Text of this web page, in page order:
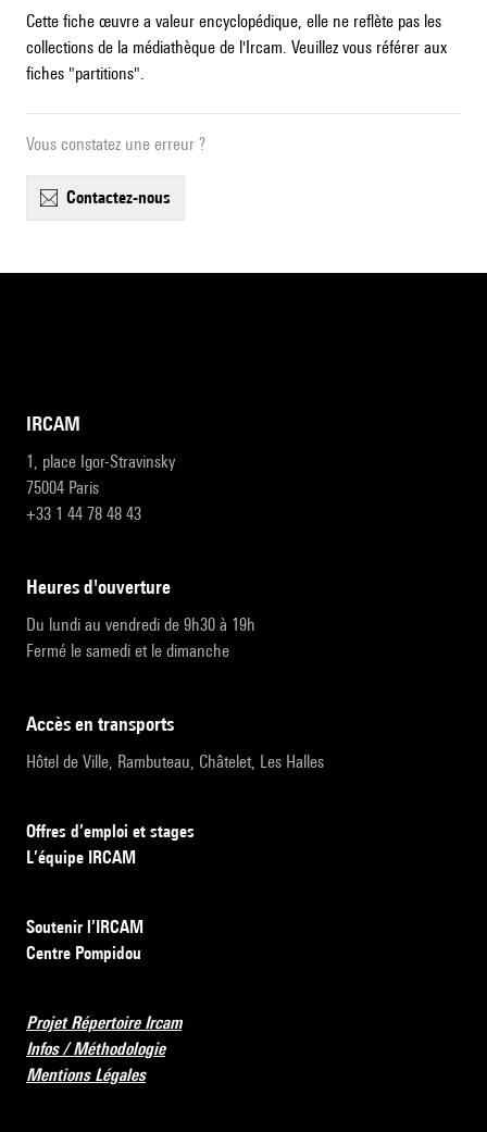
Cette fiche œuvre a valeur encyclopédique, elle ne reflète pas les
collections de la médiathèque de l'Ircam. Veuillez vous référer aux
fiches "partitions".
Vous constatez une erreur ?
contactez-nous
IRCAM
1, place Igor-Stravinsky
75004 Paris
+33 1 44 78 48 43
heures d'ouverture
Du lundi au vendredi de 9h30 à 19h
Fermé le samedi et le dimanche
accès en transports
Hôtel de Ville, Rambuteau, Châtelet, Les Halles
Offres d’emploi et stages
L’équipe IRCAM
Soutenir l’IRCAM
Centre Pompidou
Projet Répertoire Ircam
Infos / Méthodologie
Mentions Légales